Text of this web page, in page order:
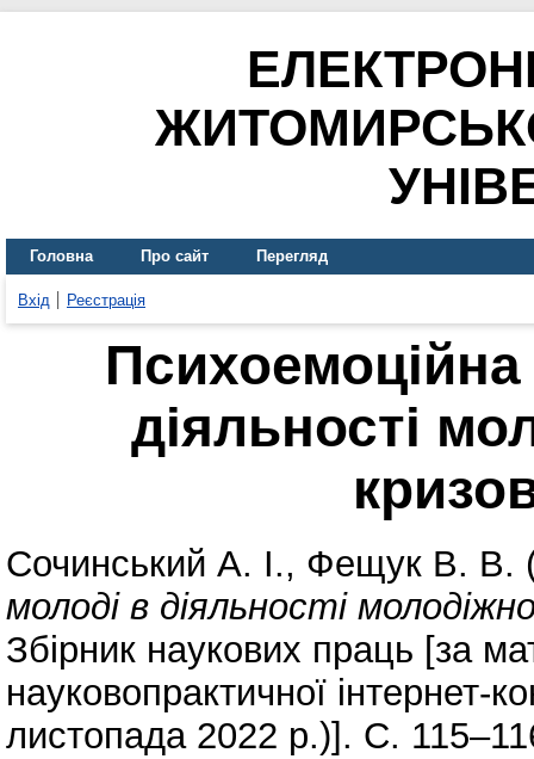
Головна Про сайт Перегляд
Вхід Реєстрація
діяльності
Сочинський А. І., Фещук В. В.
молоді в діяльності
Збірник наукових праць [за
науковопрактичної інтернет-
листопада 2022 р.)]. С.